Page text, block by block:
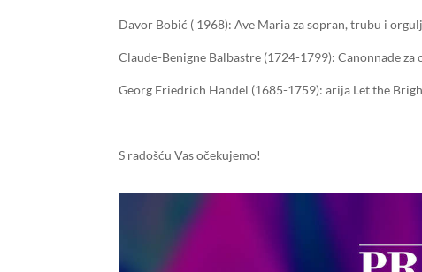
Davor Bobić ( 1968): Ave Maria za sopran, trubu i
Claude-Benigne Balbastre (1724-1799): Canonnade za
Georg Friedrich Handel (1685-1759): arija Let the
S radošću Vas očekujemo!